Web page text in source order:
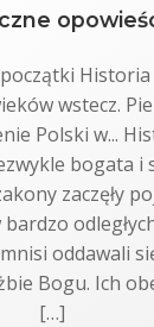
wstecz.
Polski w...
bogata i
zaczęły
oddawali
Bogu. Ich
[…]